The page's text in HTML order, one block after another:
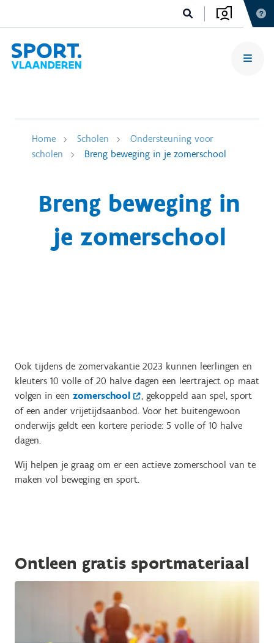
Home Scholen
Ondersteuning voor
scholen
Breng beweging in je zomerschool
Breng beweging in
je zomerschool
Ook tijdens de zomervakantie 2023 kunnen leerlingen en
kleuters 10 volle of 20 halve dagen een leertraject op maat
volgen in een zomerschool
, gekoppeld aan spel, sport
of een ander vrijetijdsaanbod. Voor het buitengewoon
onderwijs geldt een kortere periode: 5 volle of 10 halve
dagen.
Wij helpen je graag om er een actieve zomerschool van te
maken vol beweging en sport.
Ontleen gratis sportmateriaal